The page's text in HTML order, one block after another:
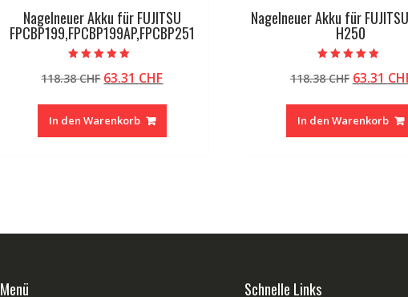
Nagelneuer Akku für FUJITSU
FPCBP199,FPCBP199AP,FPCBP251
5.00
von 5
118.38CHF Ursprünglicher
war:
118.38 CHF
63.31 CHFAktueller
In den Warenkorb
Nagelneuer Akku für
H250
5.00
von 5
118.38CHF
war:
118.38
63.31
In den Warenkorb
Menü Schnelle Links